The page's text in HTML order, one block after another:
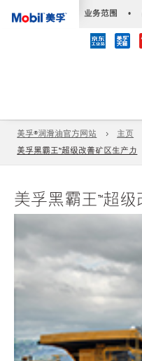
业务范围 •
美孚®润滑油官方网站 主页
美孚黑霸王™超级改善矿区生产力
美孚黑霸王™超